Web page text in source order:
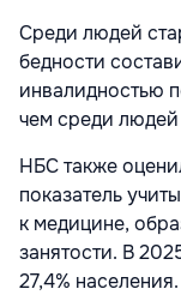
Среди людей
бедности
инвалидностью
чем среди людей
НБС также
показатель
к медицине,
занятости. В
27,4%